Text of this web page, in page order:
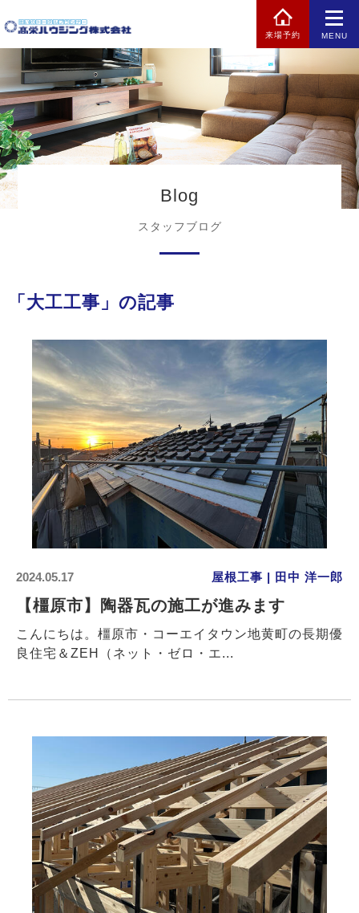
来場予約 MENU
Blog
スタッフブログ
「大工工事」の記事
2024.05.17 屋根工事 | 田中 洋一郎
【橿原市】陶器瓦の施工が進みます
こんにちは。橿原市・コーエイタウン地黄町の長期優
良住宅＆ZEH（ネット・ゼロ・エ...